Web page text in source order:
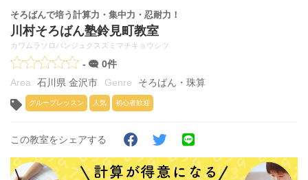
そろばんで培う計算力・集中力・忍耐力！
川村そろばん塾鈴見町教室
カワムラソロバンジュクスズミマチキョウシツ
-
0件
石川県 金沢市
そろばん・珠算
グループレッスン 人気 初心者歓迎
この教室をシェアする